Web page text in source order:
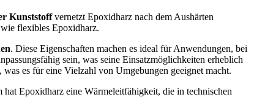
Kunststoffvernetzt Epoxidharz nach dem Aushärten
flexibles Epoxidharz.
. Diese Eigenschaften machen es ideal für Anwendungen, bei
sein, was seine Einsatzmöglichkeiten erheblich
, was es für eine Vielzahl von Umgebungen geeignet macht.
Epoxidharz eine Wärmeleitfähigkeit, die in technischen